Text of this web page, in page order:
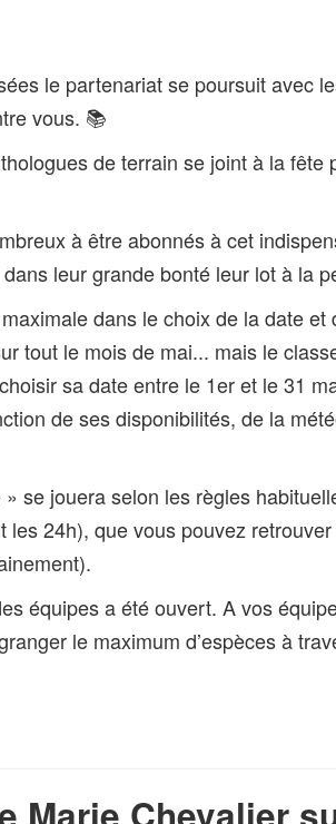
le partenariat se poursuit avec
vous. 📚
de terrain se joint à la fête
à être abonnés à cet
leur grande bonté leur lot à la
dans le choix de la date
tout le mois de mai... mais le
sa date entre le 1er et le 31
de ses disponibilités, de la
se jouera selon les règles
les 24h), que vous pouvez
équipes a été ouvert. A vos
le maximum d’espèces à